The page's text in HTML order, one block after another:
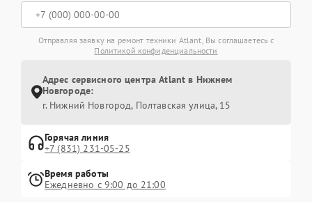
Отправляя заявку на ремонт техники Atlant, Вы соглашаетесь с
Политикой конфиденциальности
Адрес сервисного центра Atlant в Нижнем
Новгороде:
г. Нижний Новгород, Полтавская улица, 15
Горячая линия
+7 (831) 231-05-25
Время работы
Ежедневно с 9:00 до 21:00